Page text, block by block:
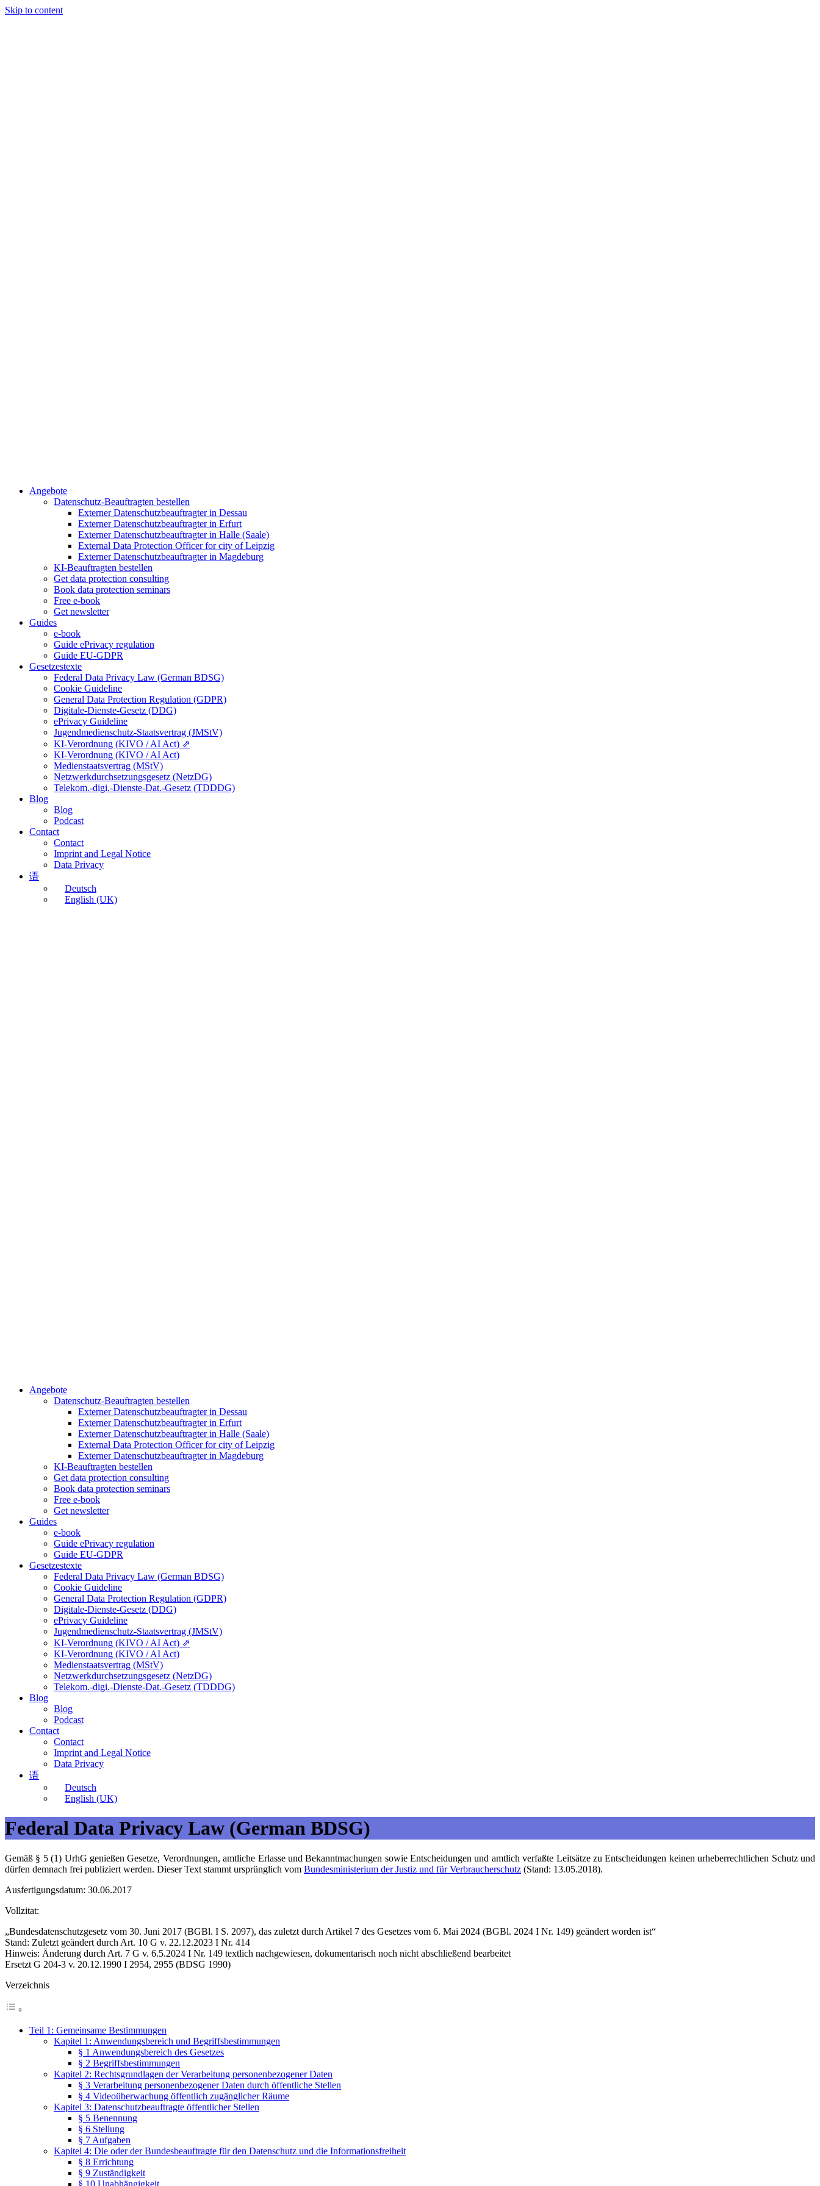
Skip to content
Angebote
Datenschutz-Beauftragten bestellen
Externer Datenschutzbeauftragter in Dessau
Externer Datenschutzbeauftragter in Erfurt
Externer Datenschutzbeauftragter in Halle (Saale)
External Data Protection Officer for city of Leipzig
Externer Datenschutzbeauftragter in Magdeburg
KI-Beauftragten bestellen
Get data protection consulting
Book data protection seminars
Free e-book
Get newsletter
Guides
e-book
Guide ePrivacy regulation
Guide EU-GDPR
Gesetzestexte
Federal Data Privacy Law (German BDSG)
Cookie Guideline
General Data Protection Regulation (GDPR)
Digitale-Dienste-Gesetz (DDG)
ePrivacy Guideline
Jugendmedienschutz-Staatsvertrag (JMStV)
KI-Verordnung (KIVO / AI Act) ⇗
KI-Verordnung (KIVO / AI Act)
Medienstaatsvertrag (MStV)
Netzwerkdurchsetzungsgesetz (NetzDG)
Telekom.-digi.-Dienste-Dat.-Gesetz (TDDDG)
Blog
Blog
Podcast
Contact
Contact
Imprint and Legal Notice
Data Privacy
语
Deutsch
English (UK)
Angebote
Datenschutz-Beauftragten bestellen
Externer Datenschutzbeauftragter in Dessau
Externer Datenschutzbeauftragter in Erfurt
Externer Datenschutzbeauftragter in Halle (Saale)
External Data Protection Officer for city of Leipzig
Externer Datenschutzbeauftragter in Magdeburg
KI-Beauftragten bestellen
Get data protection consulting
Book data protection seminars
Free e-book
Get newsletter
Guides
e-book
Guide ePrivacy regulation
Guide EU-GDPR
Gesetzestexte
Federal Data Privacy Law (German BDSG)
Cookie Guideline
General Data Protection Regulation (GDPR)
Digitale-Dienste-Gesetz (DDG)
ePrivacy Guideline
Jugendmedienschutz-Staatsvertrag (JMStV)
KI-Verordnung (KIVO / AI Act) ⇗
KI-Verordnung (KIVO / AI Act)
Medienstaatsvertrag (MStV)
Netzwerkdurchsetzungsgesetz (NetzDG)
Telekom.-digi.-Dienste-Dat.-Gesetz (TDDDG)
Blog
Blog
Podcast
Contact
Contact
Imprint and Legal Notice
Data Privacy
语
Deutsch
English (UK)
Federal Data Privacy Law (German BDSG)
Gemäß § 5 (1) UrhG genießen Gesetze, Verordnungen, amtliche Erlasse und Bekanntmachungen sowie Entscheidungen und amtlich verfaßte Leitsätze zu Entscheidungen keinen urheberrechtlichen Schutz und
dürfen demnach frei publiziert werden. Dieser Text stammt ursprünglich vom Bundesministerium der Justiz und für Verbraucherschutz (Stand: 13.05.2018).
Ausfertigungsdatum: 30.06.2017
Vollzitat:
„Bundesdatenschutzgesetz vom 30. Juni 2017 (BGBl. I S. 2097), das zuletzt durch Artikel 7 des Gesetzes vom 6. Mai 2024 (BGBl. 2024 I Nr. 149) geändert worden ist“
Stand: Zuletzt geändert durch Art. 10 G v. 22.12.2023 I Nr. 414
Hinweis: Änderung durch Art. 7 G v. 6.5.2024 I Nr. 149 textlich nachgewiesen, dokumentarisch noch nicht abschließend bearbeitet
Ersetzt G 204-3 v. 20.12.1990 I 2954, 2955 (BDSG 1990)
Verzeichnis
Teil 1: Gemeinsame Bestimmungen
Kapitel 1: Anwendungsbereich und Begriffsbestimmungen
§ 1 Anwendungsbereich des Gesetzes
§ 2 Begriffsbestimmungen
Kapitel 2: Rechtsgrundlagen der Verarbeitung personenbezogener Daten
§ 3 Verarbeitung personenbezogener Daten durch öffentliche Stellen
§ 4 Videoüberwachung öffentlich zugänglicher Räume
Kapitel 3: Datenschutzbeauftragte öffentlicher Stellen
§ 5 Benennung
§ 6 Stellung
§ 7 Aufgaben
Kapitel 4: Die oder der Bundesbeauftragte für den Datenschutz und die Informationsfreiheit
§ 8 Errichtung
§ 9 Zuständigkeit
§ 10 Unabhängigkeit